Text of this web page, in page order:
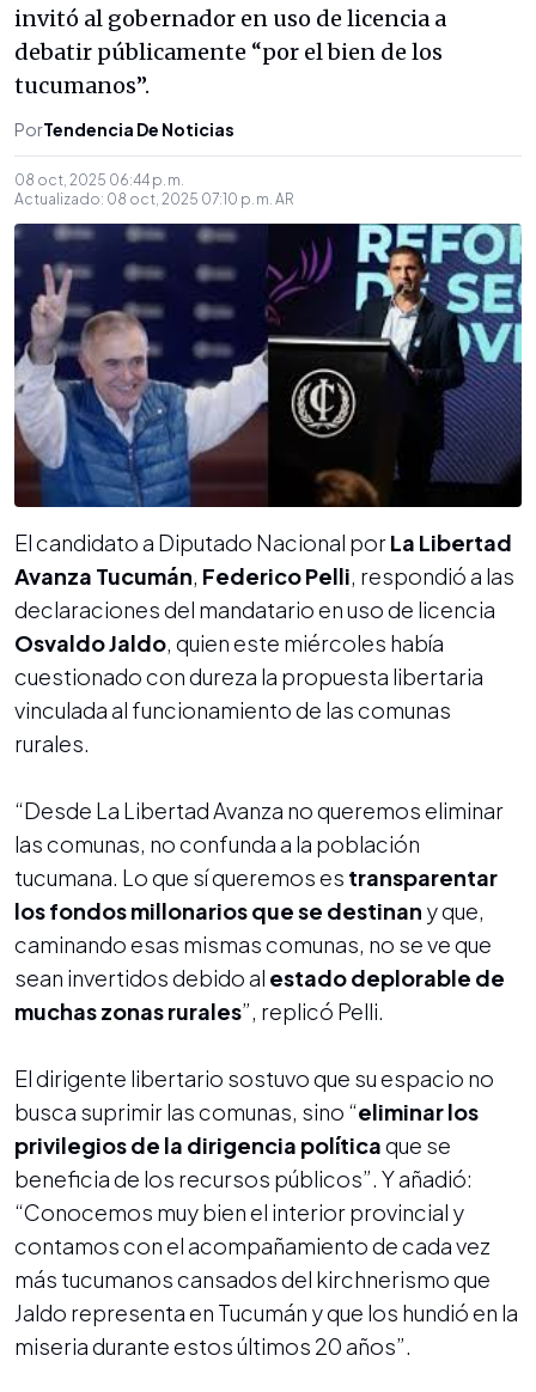
invitó al gobernador en uso de licencia a
debatir públicamente “por el bien de los
tucumanos”.
PorTendencia De Noticias
08 oct, 2025 06:44 p. m.
Actualizado: 08 oct, 2025 07:10 p. m. AR
El candidato a Diputado Nacional porLa Libertad
Avanza Tucumán, Federico Pelli, respondió a las
declaraciones del mandatario en uso de licencia
Osvaldo Jaldo, quien este miércoles había
cuestionado con dureza la propuesta libertaria
vinculada al funcionamiento de las comunas
rurales.
“Desde La Libertad Avanza no queremos eliminar
las comunas, no confunda a la población
tucumana. Lo que sí queremos es transparentar
los fondos millonarios que se destinan y que,
caminando esas mismas comunas, no se ve que
sean invertidos debido al estado deplorable de
muchas zonas rurales”, replicó Pelli.
El dirigente libertario sostuvo que su espacio no
busca suprimir las comunas, sino “eliminar los
privilegios de la dirigencia políticaque se
beneficia de los recursos públicos”. Y añadió:
“Conocemos muy bien el interior provincial y
contamos con el acompañamiento de cada vez
más tucumanos cansados del kirchnerismo que
Jaldo representa en Tucumán y que los hundió en la
miseria durante estos últimos 20 años”.